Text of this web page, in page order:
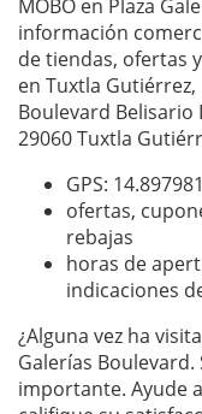
MOBO en Plaza
información
de tiendas, ofertas
en Tuxtla
Boulevard Belisario
29060 Tuxtla
GPS:
ofertas,
rebajas
horas de
indicaciones
¿Alguna vez ha
Galerías
importante. Ayude